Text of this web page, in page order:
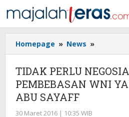
ke
konten
Homepage » News »
PERLU
DALAM
TIDAK PERLU
PEMBEBASAN WNI
ABU SAYAFF
30 Maret 2016 | 10:35 WIB